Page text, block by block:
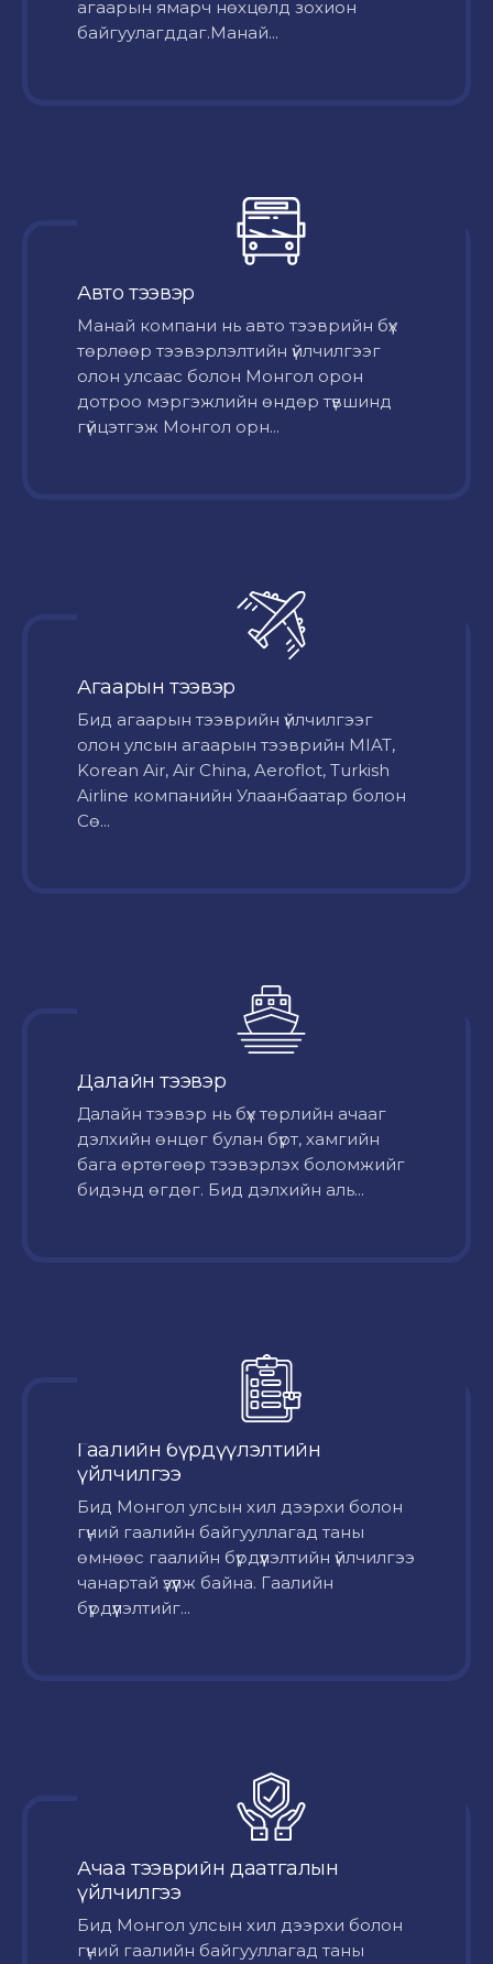
агаарын ямарч нөхцөлд зохион
байгуулагддаг.Манай...
Авто тээвэр
Mанай компани нь авто тээврийн бүх
төрлөөр тээвэрлэлтийн үйлчилгээг
олон улсаас болон Монгол орон
дотроо мэргэжлийн өндөр түвшинд
гүйцэтгэж Монгол орн...
Агаарын тээвэр
Бид агаарын тээврийн үйлчилгээг
олон улсын агаарын тээврийн MIAT,
Korean Air, Air China, Aeroflot, Turkish
Airline компанийн Улаанбаатар болон
Сө...
Далайн тээвэр
Далайн тээвэр нь бүх төрлийн ачааг
дэлхийн өнцөг булан бүрт, хамгийн
бага өртөгөөр тээвэрлэх боломжийг
бидэнд өгдөг. Бид дэлхийн аль...
Гаалийн бүрдүүлэлтийн
үйлчилгээ
Бид Монгол улсын хил дээрхи болон
гүний гаалийн байгууллагад таны
өмнөөс гаалийн бүрдүүлэлтийн үйлчилгээ
чанартай үзүүлж байна. Гаалийн
бүрдүүлэлтийг...
Ачаа тээврийн даатгалын
үйлчилгээ
Бид Монгол улсын хил дээрхи болон
гүний гаалийн байгууллагад таны